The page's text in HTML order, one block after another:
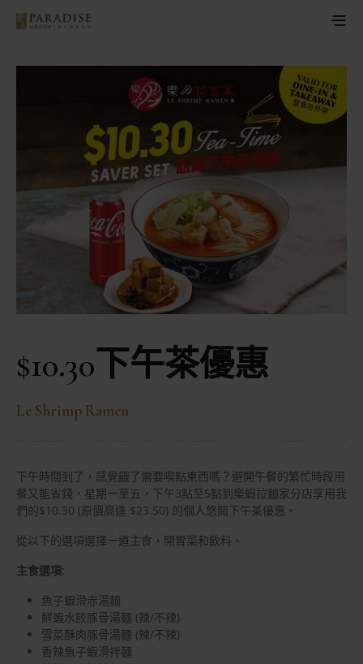
$10.30下午茶優惠
Le Shrimp Ramen
下午時間到了，感覺餓了需要喫點東西嗎？避開午餐的繁忙時段用
餐又能省錢，星期一至五，下午3點至5點到樂蝦拉麵家分店享用我
們的$10.30 (原價高達 $23.50) 的個人悠閒下午茶優惠。
從以下的選項選擇一道主食，開胃菜和飲料。
主食選項:
魚子蝦滑赤湯麵
鮮蝦水餃豚骨湯麵 (辣/不辣)
雪菜酥肉豚骨湯麵 (辣/不辣)
香辣魚子蝦滑拌麵